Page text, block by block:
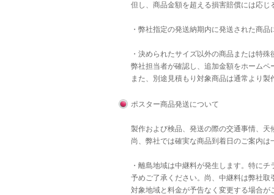
但し、商品金額を超える損害賠償には応
・弊社指定の発送納期内に発送された商
・決められたサイズ以外の商品または特
弊社担当者が確認し、追加金額をホーム
また、別途見積もり対象商品は通常より
ポスター商品発送について
製作および検品、発送の際の交通事情、
尚、弊社では確実な商品到着日のご案内
・離島地域は中継料が発生します。特に
予めご了承ください。尚、中継料は弊社
対象地域と料金が予告なく変更する場合が